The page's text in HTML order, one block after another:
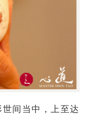
间当中，上至达